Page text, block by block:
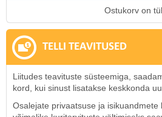
Ostukorv on
TELLI TEAVITUSED
Liitudes teavituste süsteemiga,
kord, kui sinust lisatakse keskkonda
Osalejate privaatsuse ja isikuandmete